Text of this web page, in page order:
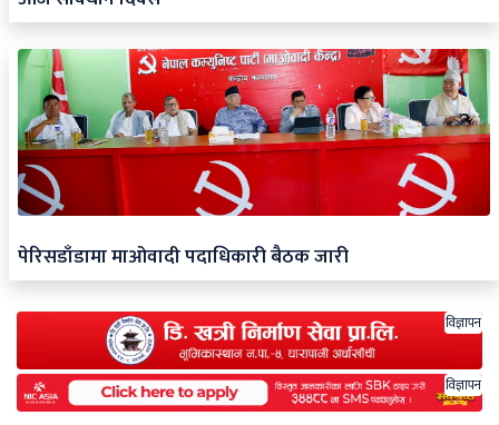
पेरिसडाँडामा माओवादी पदाधिकारी बैठक जारी
विज्ञापन
विज्ञापन